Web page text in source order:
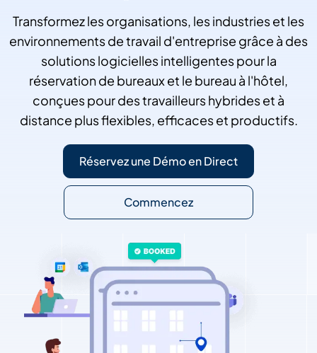
Transformez les organisations, les industries et les
environnements de travail d'entreprise grâce à des
solutions logicielles intelligentes pour la
réservation de bureaux et le bureau à l'hôtel,
conçues pour des travailleurs hybrides et à
distance plus flexibles, efficaces et productifs.
Réservez une Démo en Direct
Commencez